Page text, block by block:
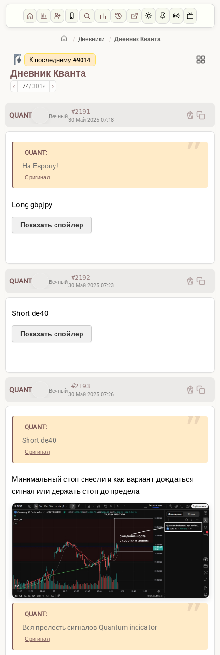
/ Дневники / Дневник Кванта
Главная / Дневники
Дневник Кванта
‹ 74/ 301▾ ›
К последнему #9014
QUANT Вечный
#2191
30 Май 2025 07:18
QUANT:
На Европу!
Оригинал
Long gbpjpy
Показать спойлер
QUANT Вечный
#2192
30 Май 2025 07:23
Short de40
Показать спойлер
QUANT Вечный
#2193
30 Май 2025 07:26
QUANT:
Short de40
Оригинал
Минимальный стоп снесли и как вариант дождаться
сигнал или держать стоп до предела
QUANT:
Вся прелесть сигналов Quantum indicator
Оригинал